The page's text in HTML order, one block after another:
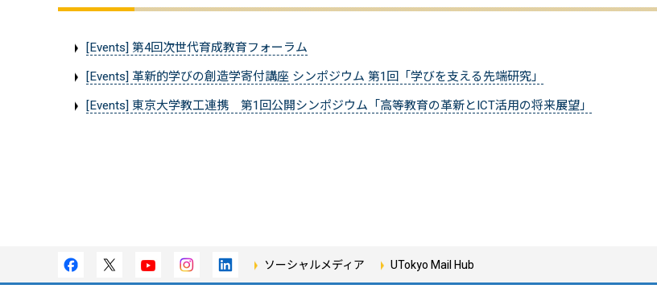
[Events] 第4回次世代育成教育フォーラム
[Events] 革新的学びの創造学寄付講座 シンポジウム 第1回「学びを支える先端研究」
[Events] 東京大学教工連携 第1回公開シンポジウム「高等教育の革新とICT活用の将来展望」
ソーシャルメディア UTokyo Mail Hub